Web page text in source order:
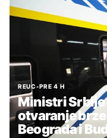
REUC•PRE 4 H
Ministri Srbije
otvaranje
Beograda i